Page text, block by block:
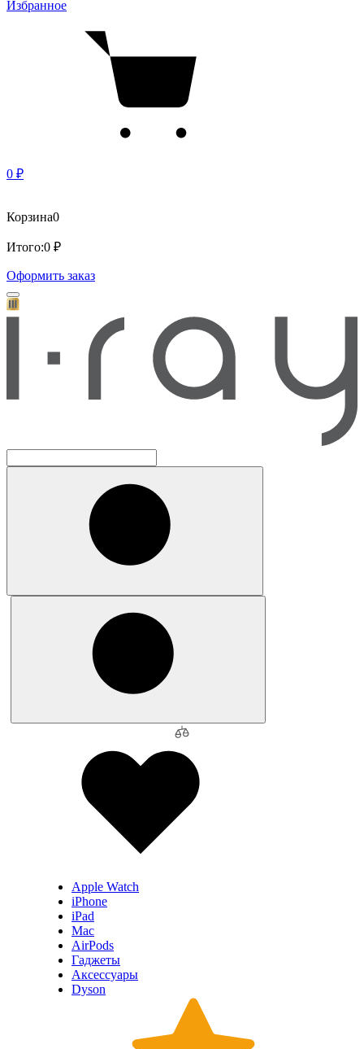
Избранное
0 ₽
Корзина0
Итого:0 ₽
Оформить заказ
Apple Watch
iPhone
iPad
Mac
AirPods
Гаджеты
Аксессуары
Dyson